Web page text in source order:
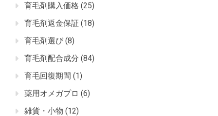
育毛剤購入価格 (25)
育毛剤返金保証 (18)
育毛剤選び (8)
育毛剤配合成分 (84)
育毛回復期間 (1)
薬用オメガプロ (6)
雑貨・小物 (12)